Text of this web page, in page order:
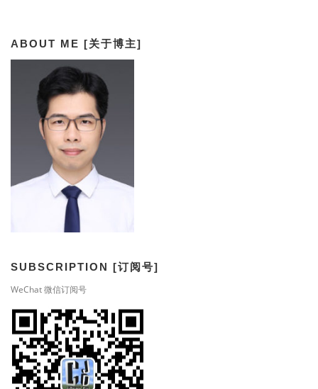
ABOUT ME [关于博主]
SUBSCRIPTION [订阅号]
WeChat 微信订阅号